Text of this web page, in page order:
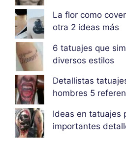
La flor como
otra 2 ideas más
6 tatuajes que
diversos estilos
Detallistas
hombres 5
Ideas en tatuajes
importantes